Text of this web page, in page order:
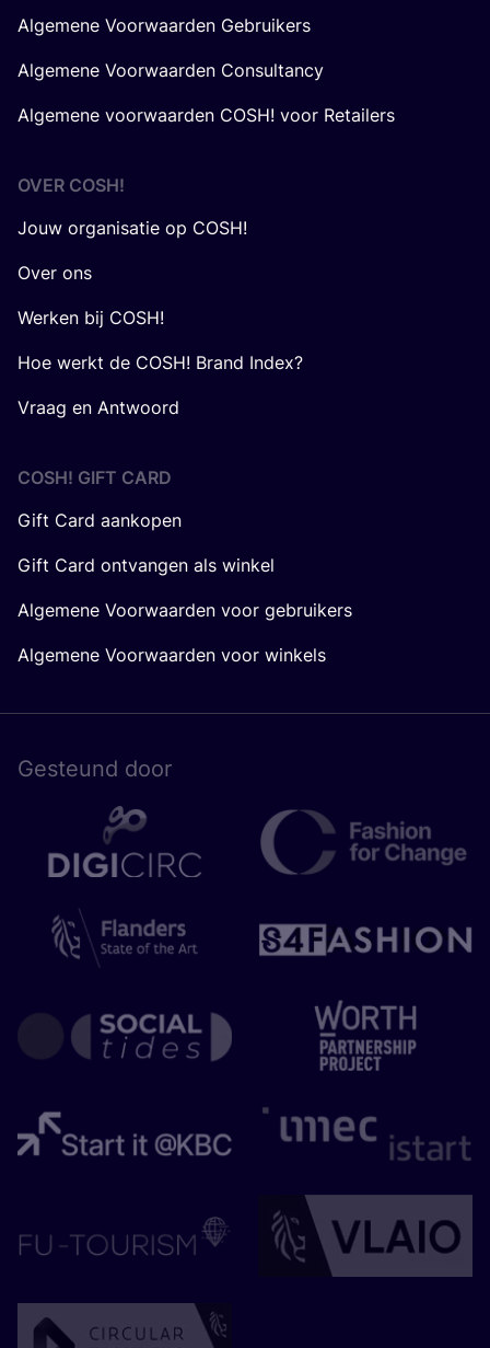
Algemene Voorwaarden Gebruikers
Algemene Voorwaarden Consultancy
Algemene voorwaarden COSH! voor Retailers
OVER COSH!
Jouw organisatie op COSH!
Over ons
Werken bij COSH!
Hoe werkt de COSH! Brand Index?
Vraag en Antwoord
COSH! GIFT CARD
Gift Card aankopen
Gift Card ontvangen als winkel
Algemene Voorwaarden voor gebruikers
Algemene Voorwaarden voor winkels
Gesteund door